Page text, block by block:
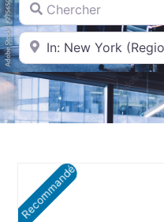
A proximité de
Recommandé